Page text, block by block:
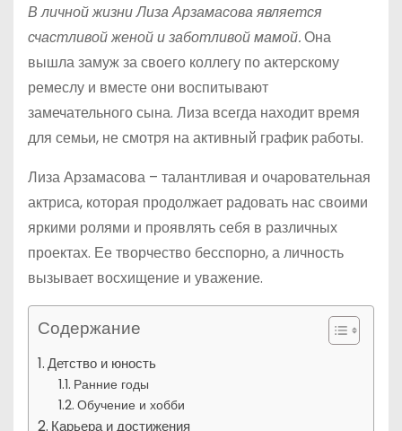
В личной жизни Лиза Арзамасова является
счастливой женой и заботливой мамой.Она
вышла замуж за своего коллегу по актерскому
ремеслу и вместе они воспитывают
замечательного сына. Лиза всегда находит время
для семьи, не смотря на активный график работы.
Лиза Арзамасова – талантливая и очаровательная
актриса, которая продолжает радовать нас своими
яркими ролями и проявлять себя в различных
проектах. Ее творчество бесспорно, а личность
вызывает восхищение и уважение.
Содержание
Детство и юность
Ранние годы
Обучение и хобби
Карьера и достижения